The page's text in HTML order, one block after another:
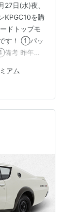
27日(水)夜、
KPGC10を購
ドトップモ
す！ ①パッ
考 昨年、
実車の
場した車
するような
スカイライ
がスカイ
アム